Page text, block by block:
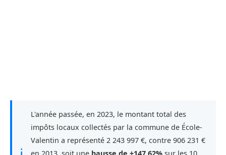
L'année passée, en 2023, le montant total des
impôts locaux collectés par la commune de École-
Valentin a représenté 2 243 997 €, contre 906 231 €